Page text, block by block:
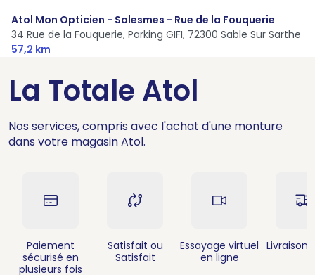
Atol Mon Opticien - Solesmes - Rue de la Fouquerie
34 Rue de la Fouquerie, Parking GIFI, 72300 Sable Sur Sarthe
57,2 km
La Totale Atol
Nos services, compris avec l'achat d'une monture
dans votre magasin Atol.
Paiement
sécurisé en
plusieurs fois
Satisfait ou
Satisfait
Essayage virtuel
en ligne
Livraison